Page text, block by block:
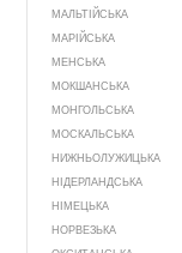
МАЛЬТІЙСЬКА
МАРІЙСЬКА
МЕНСЬКА
МОКШАНСЬКА
МОНГОЛЬСЬКА
МОСКАЛЬСЬКА
НИЖНЬОЛУЖИЦЬКА
НІДЕРЛАНДСЬКА
НІМЕЦЬКА
НОРВЕЗЬКА